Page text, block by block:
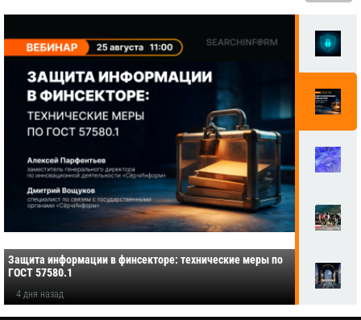
Защита информации в финсекторе: технические меры по
ГОСТ 57580.1
4 дня назад